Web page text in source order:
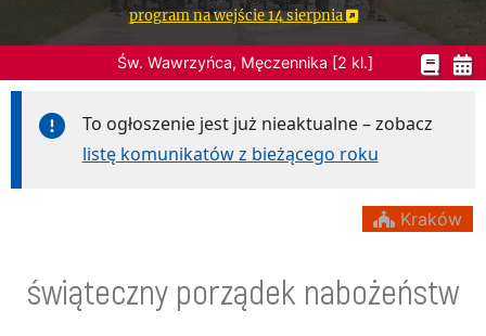
program na wejście 14 sierpnia
Św. Wawrzyńca, Męczennika [2 kl.]
To ogłoszenie jest już nieaktualne – zobacz
listę komunikatów z bieżącego roku
Kraków
świąteczny porządek nabożeństw